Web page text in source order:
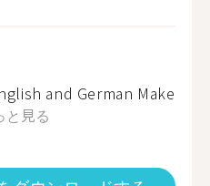
and German Make
と見る